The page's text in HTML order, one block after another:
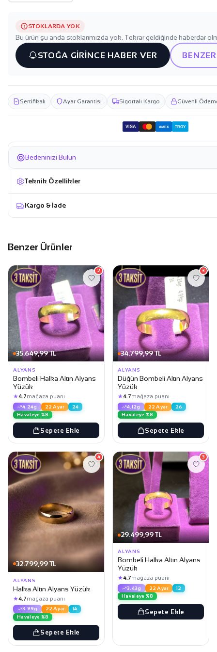
STOKLARDA YOK
Bu ürün şu anda stoklarımızda yok. Tekrar geldiğinde haberdar
STOĞA GİRİNCE HABER VER
Sertifikalı Ayar Garantisi Sigortalı Kargo Güvenli
VISA AMEX TROY
Bedeninizi Bulun
Teknik Özellikler
Kargo & İade
Benzer Ürünler
35.649,99 TL
2
ALYANS
Bombeli Halka Altın Alyans
Yüzük
★4.7mağaza puanı
4.24g 22 Ayar
24
Havaleye %8
Sepete Ekle
34.799,99 TL
3
ALYANS
Düğün Bombeli Altın Alyans
Yüzük
★4.7mağaza puanı
4.12g 22 Ayar
26
Havaleye %8
Sepete Ekle
32.799,99 TL
4
ALYANS
Halka Altın Alyans Yüzük
★4.7mağaza puanı
3.99g 22 Ayar
14
Havaleye %8
Sepete Ekle
29.499,99 TL
3
ALYANS
Bombeli Halka Altın Alyans
Yüzük
★4.7mağaza puanı
3.43g 22 Ayar
12
Havaleye %8
Sepete Ekle